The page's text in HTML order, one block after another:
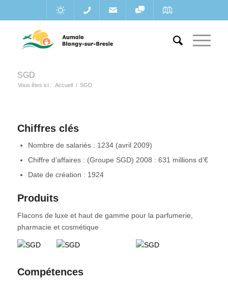
SGD
Vous êtes ici : Accueil / SGD
Chiffres clés
Nombre de salariés : 1234 (avril 2009)
Chiffre d’affaires : (Groupe SGD) 2008 : 631 millions d’€
Date de création : 1924
Produits
Flacons de luxe et haut de gamme pour la parfumerie,
pharmacie et cosmétique
Compétences